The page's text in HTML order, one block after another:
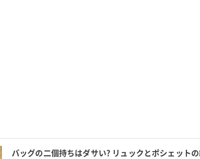
バッグの二個持ちはダサい? リュックとポシェット